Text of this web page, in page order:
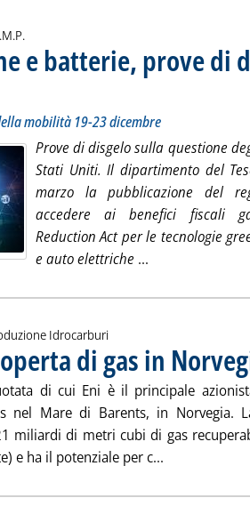
e batterie, prove di
della mobilità 19-23 dicembre
mobilità 19-23 dicembre
Prove di disgelo sulla questione
Stati Uniti. Il dipartimento del
marzo la pubblicazione del
accedere ai benefici fiscali
Reduction Act per le tecnologie
e auto elettriche ...
Idrocarburi
di gas in
di cui Eni è il principale
nel Mare di Barents, in Norvegia.
miliardi di metri cubi di gas
e ha il potenziale per c...